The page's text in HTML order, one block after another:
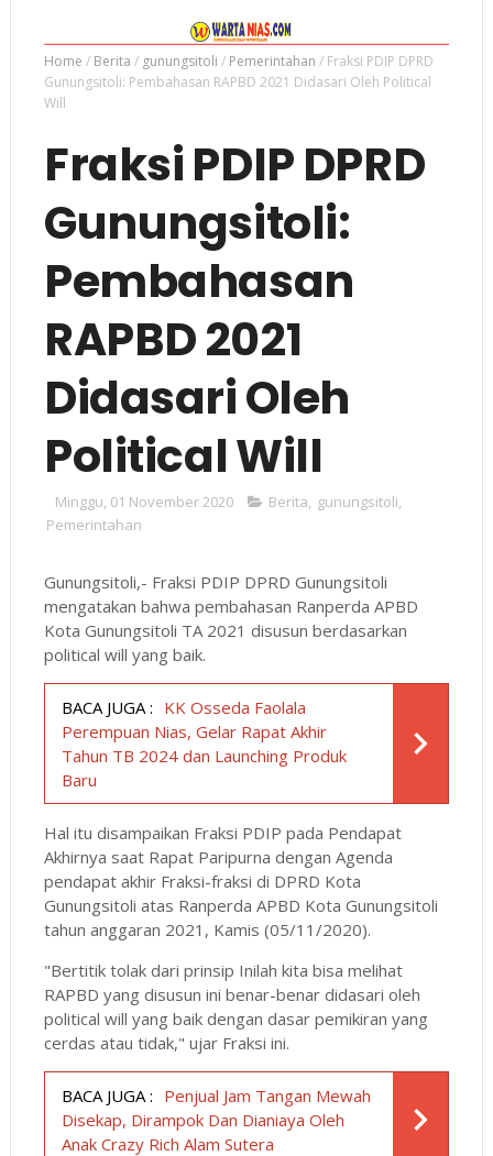
Home / Berita / gunungsitoli / Pemerintahan / Fraksi PDIP DPRD
Gunungsitoli: Pembahasan RAPBD 2021 Didasari Oleh Political
Will
Fraksi PDIP DPRD
Gunungsitoli:
Pembahasan
RAPBD 2021
Didasari Oleh
Political Will
Minggu, 01 November 2020 Berita, gunungsitoli,
Pemerintahan
Gunungsitoli,- Fraksi PDIP DPRD Gunungsitoli
mengatakan bahwa pembahasan Ranperda APBD
Kota Gunungsitoli TA 2021 disusun berdasarkan
political will yang baik.
BACA JUGA : KK Osseda Faolala
Perempuan Nias, Gelar Rapat Akhir
Tahun TB 2024 dan Launching Produk
Baru
Hal itu disampaikan Fraksi PDIP pada Pendapat
Akhirnya saat Rapat Paripurna dengan Agenda
pendapat akhir Fraksi-fraksi di DPRD Kota
Gunungsitoli atas Ranperda APBD Kota Gunungsitoli
tahun anggaran 2021, Kamis (05/11/2020).
"Bertitik tolak dari prinsip Inilah kita bisa melihat
RAPBD yang disusun ini benar-benar didasari oleh
political will yang baik dengan dasar pemikiran yang
cerdas atau tidak," ujar Fraksi ini.
BACA JUGA : Penjual Jam Tangan Mewah
Disekap, Dirampok Dan Dianiaya Oleh
Anak Crazy Rich Alam Sutera